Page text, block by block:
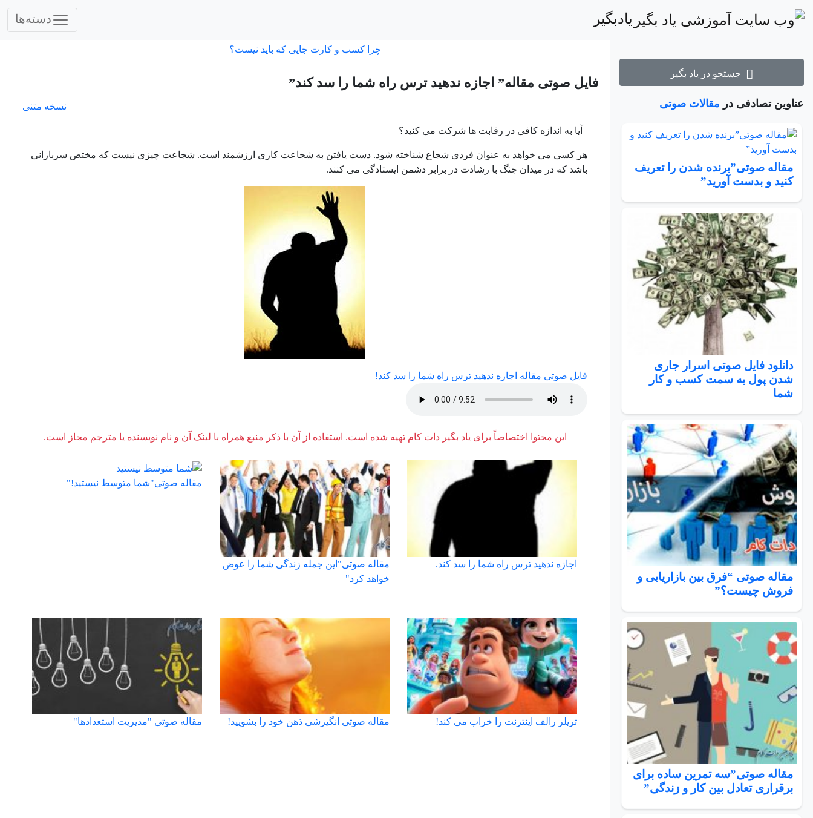
یادبگیر دسته‌ها
جستجو در یاد بگیر
عناوین تصادفی در مقالات صوتی
مقاله صوتی”برنده شدن را تعريف
كنيد و بدست آوريد”
دانلود فایل صوتی اسرار جاری
شدن پول به سمت کسب و کار
شما
مقاله صوتی “فرق بین بازاریابی و
فروش چیست؟”
مقاله صوتی”سه تمرین ساده برای
برقراری تعادل بین کار و زندگی”
چرا کسب و کارت جایی که باید نیست؟
فایل صوتی مقاله” اجازه ندهید ترس راه شما را سد کند”
نسخه متنی
آیا به اندازه کافی در رقابت ها شرکت می کنید؟
هر کسی می خواهد به عنوان فردی شجاع شناخته شود. دست یافتن به شجاعت کاری ارزشمند است. شجاعت چیزی نیست که مختص سربازانی
باشد که در میدان جنگ با رشادت در برابر دشمن ایستادگی می کنند.
فایل صوتی مقاله اجازه ندهید ترس راه شما را سد کند!
این محتوا اختصاصاً برای یاد بگیر دات کام تهیه شده است. استفاده از آن با ذکر منبع همراه با لینک آن و نام نویسنده یا مترجم مجاز است.
اجازه ندهید ترس راه شما را سد کند.
مقاله صوتی"این جمله زندگی شما را عوض
خواهد کرد"
مقاله صوتی"شما متوسط نیستید!"
تریلر رالف اینترنت را خراب می کند! مقاله صوتی انگیزشی ذهن خود را بشویید! مقاله صوتی "مدیریت استعدادها"